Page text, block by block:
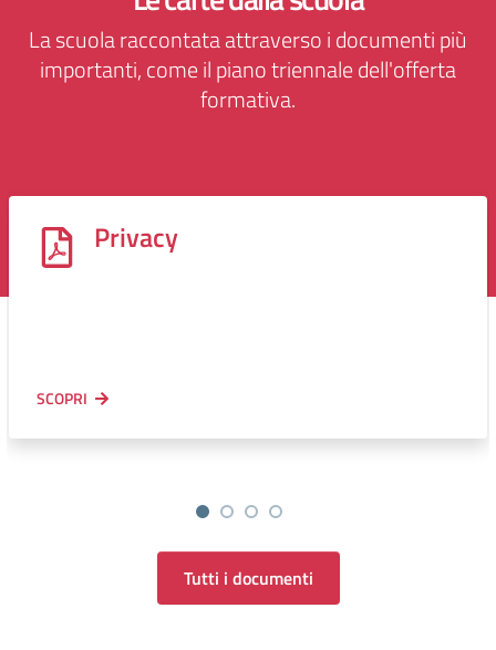
La scuola raccontata attraverso i documenti più
importanti, come il piano triennale dell'offerta
formativa.
Privacy
SCOPRI
Tutti i documenti